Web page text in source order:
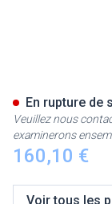
160,10 €
En rupture de
Veuillez nous
examinerons
Voir tous les